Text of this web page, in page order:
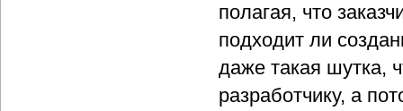
полагая, что
подходит ли
даже такая шутка,
разработчику, а